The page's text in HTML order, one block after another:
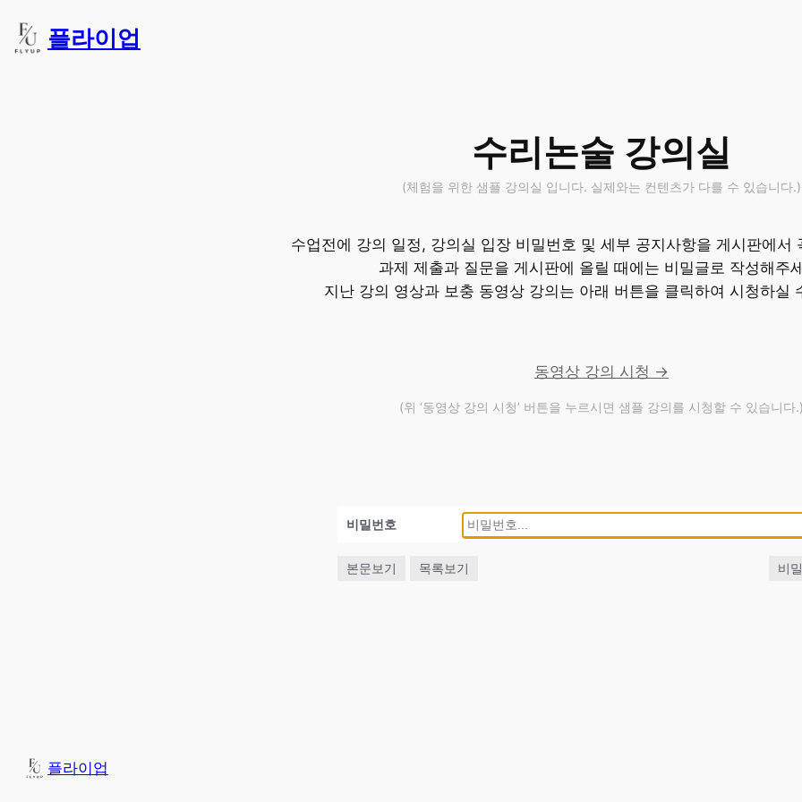
콘
텐
플라이업
수리논술 강의실
(체험을 위한 샘플 강의실 입니다. 실제와는 컨텐츠가 다를 수 있습니다.)
수업전에 강의 일정, 강의실 입장 비밀번호 및 세부 공지사항을 게시판에서
과제 제출과 질문을 게시판에 올릴 때에는 비밀글로 작성해주
지난 강의 영상과 보충 동영상 강의는 아래 버튼을 클릭하여 시청하실
동영상 강의 시청 →
(위 ‘동영상 강의 시청’ 버튼을 누르시면 샘플 강의를 시청할 수 있습니다.)
비밀번호
본문보기 목록보기 비
플라이업